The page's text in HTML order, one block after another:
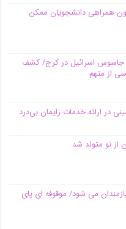
همراهی دانشجویان ممکن
جاسوس اسرائیل در کرج/‌ کشف
از متهم
از نو متولد شد
می شود/ موقوفه ای پای